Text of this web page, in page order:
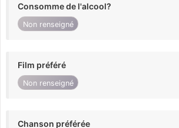
Consomme de l'alcool?
Non renseigné
Film préféré
Non renseigné
Chanson préférée